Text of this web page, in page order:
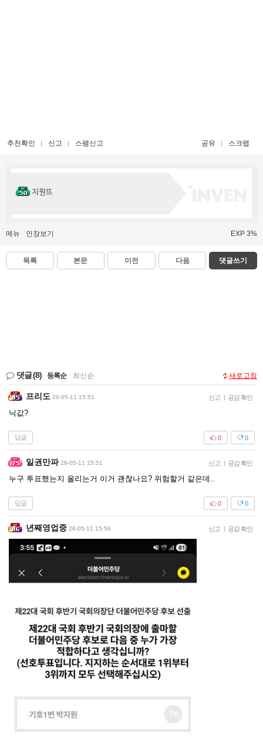
추천확인 신고 스팸신고 공유 스크랩
지원뜨
메뉴 인장보기 EXP 3%
목록 본문 이전 다음 댓글쓰기
댓글(8) 등록순 최신순 새로고침
프리도 26-05-11 15:51 신고 공감 확인
닉값?
답글 0
0
일권만파 26-05-11 15:51 신고 공감 확인
누구 투표했는지 올리는거 이거 괜찮나요? 위험할거 같은데..
답글 0
0
년째영업중 26-05-11 15:56 신고 공감 확인